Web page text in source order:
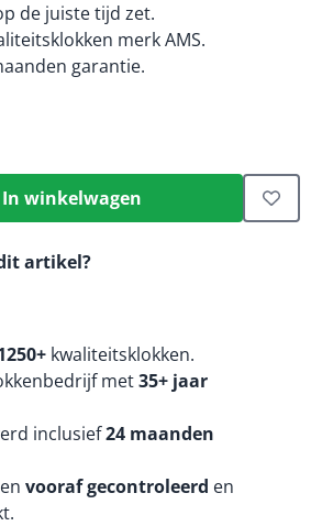
de juiste tijd zet.
merk AMS.
garantie.
In winkelwagen
artikel?
kwaliteitsklokken.
met35+ jaar
inclusief24 maanden
vooraf gecontroleerd en